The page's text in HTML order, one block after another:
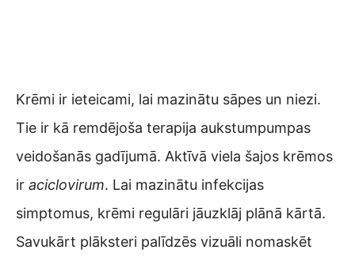
Krēmi ir ieteicami, lai mazinātu sāpes un niezi.
Tie ir kā remdējoša terapija aukstumpumpas
veidošanās gadījumā. Aktīvā viela šajos krēmos
ir aciclovirum. Lai mazinātu infekcijas
simptomus, krēmi regulāri jāuzklāj plānā kārtā.
Savukārt plāksteri palīdzēs vizuāli nomaskēt